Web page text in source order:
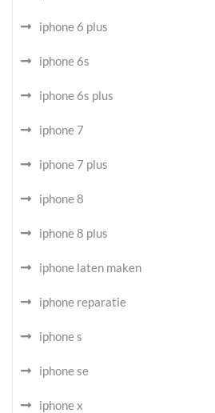
iphone 6 plus
iphone 6s
iphone 6s plus
iphone 7
iphone 7 plus
iphone 8
iphone 8 plus
iphone laten maken
iphone reparatie
iphone s
iphone se
iphone x